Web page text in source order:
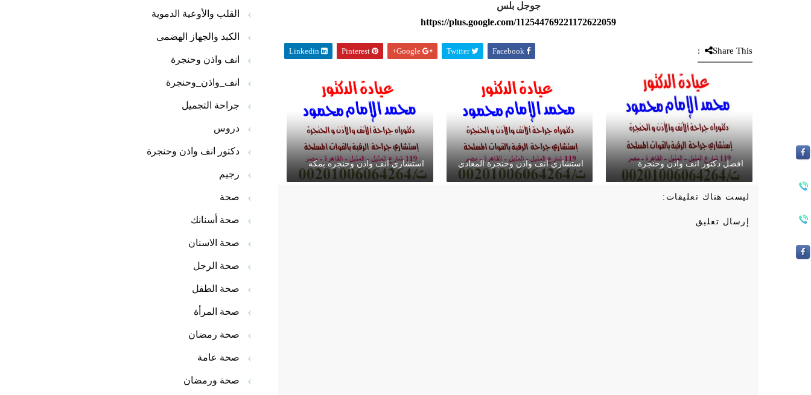
جوجل بلس
https://plus.google.com/112544769221172622059
Share This:
Twitter
Google+
Pinterest
Linkedin
افضل دكتور انف واذن وحنجرة استشاري انف واذن وحنجرة المعادي استشاري انف واذن وحنجره بمكه
ليست هناك تعليقات:
إرسال تعليق
القلب والأوعية الدموية
الكبد والجهاز الهضمى
انف واذن وحنجرة
انف_واذن_وحنجرة
جراحة التجميل
دروس
دكتور انف واذن وحنجرة
رجيم
صحة
صحة أسنانك
صحة الاسنان
صحة الرجل
صحة الطفل
صحة المرأة
صحة رمضان
صحة عامة
صحة ورمضان